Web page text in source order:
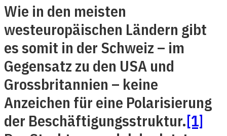
Wie in den meisten
westeuropäischen Ländern gibt
es somit in der Schweiz – im
Gegensatz zu den USA und
Grossbritannien – keine
Anzeichen für eine Polarisierung
der Beschäftigungsstruktur.[1]